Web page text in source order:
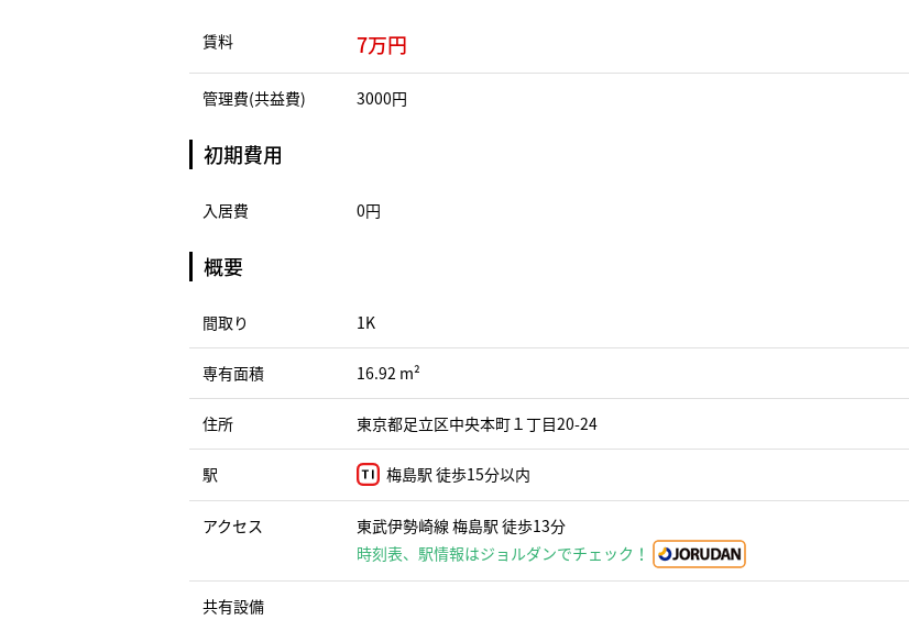
賃料 7万円
管理費(共益費) 3000円
初期費用
入居費 0円
概要
間取り 1K
専有面積 16.92 m²
住所 東京都足立区中央本町１丁目20-24
駅 梅島駅 徒歩15分以内
アクセス
東武伊勢崎線 梅島駅 徒歩13分
時刻表、駅情報はジョルダンでチェック！
共有設備